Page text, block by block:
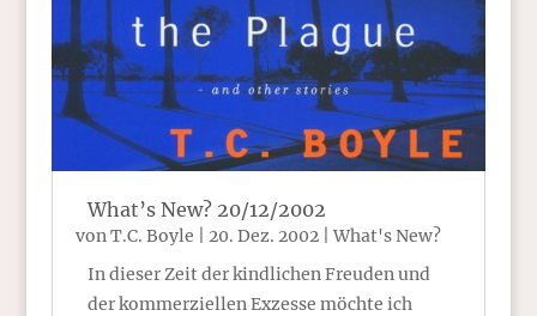
What’s New? 20/12/2002
von T.C. Boyle 20. Dez. 2002|What's New?
In dieser Zeit der kindlichen Freuden und
der kommerziellen Exzesse möchte ich